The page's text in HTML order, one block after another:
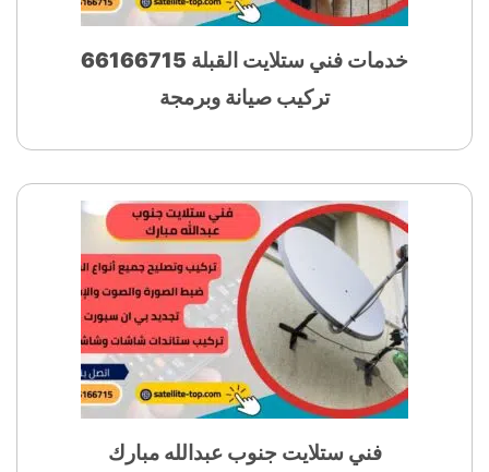
خدمات فني ستلايت القبلة 66166715
تركيب صيانة وبرمجة
فني ستلايت جنوب عبدالله مبارك